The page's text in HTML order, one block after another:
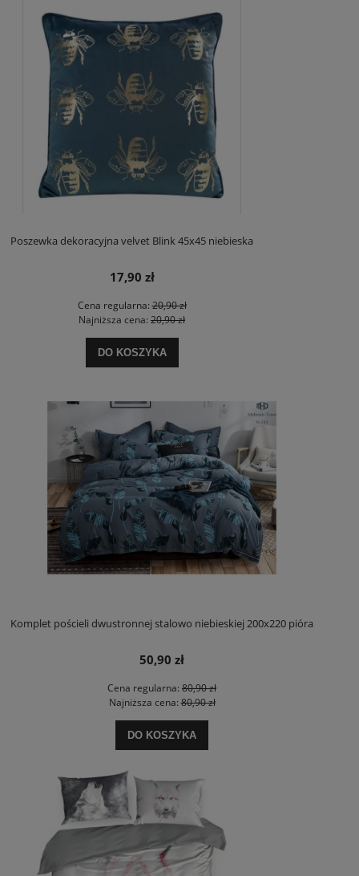
Poszewka dekoracyjna velvet Blink 45x45 niebieska
17,90 zł
Cena regularna:20,90 zł
Najniższa cena: 20,90 zł
DO KOSZYKA
Komplet pościeli dwustronnej stalowo niebieskiej 200x220 pióra
50,90 zł
Cena regularna: 80,90 zł
Najniższa cena:80,90 zł
DO KOSZYKA